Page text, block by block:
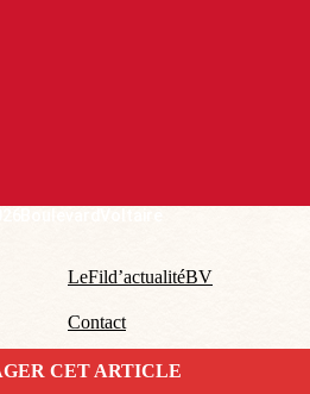
Le Fil d’actualité BV
Contact
Qui sommes-nous ?
CET ARTICLE